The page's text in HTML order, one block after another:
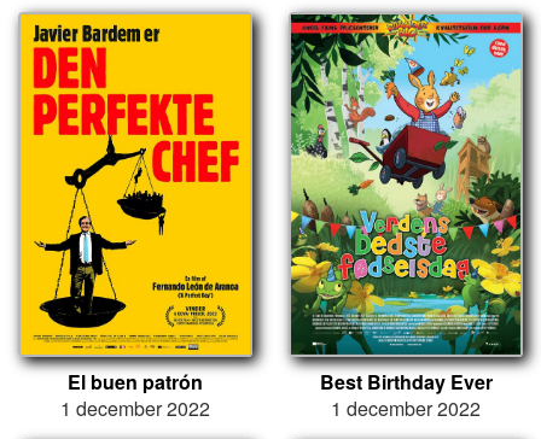
El buen patrón
1 december 2022
Best Birthday Ever
1 december 2022